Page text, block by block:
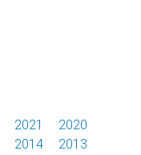
2021
2020
2014
2013